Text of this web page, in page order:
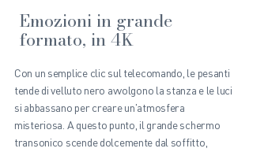
Emozioni in grande
formato, in 4K
Con un semplice clic sul telecomando, le pesanti
tende di velluto nero avvolgono la stanza e le luci
si abbassano per creare un'atmosfera
misteriosa. A questo punto, il grande schermo
transonico scende dolcemente dal soffitto,